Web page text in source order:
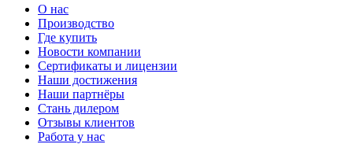
О нас
Производство
Где купить
Новости компании
Сертификаты и лицензии
Наши достижения
Наши партнёры
Стань дилером
Отзывы клиентов
Работа у нас